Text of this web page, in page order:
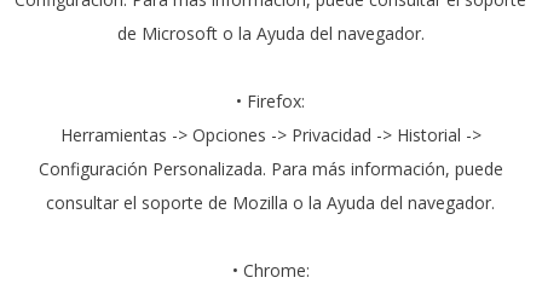
de Microsoft o la Ayuda del navegador.
• Firefox:
Herramientas -> Opciones -> Privacidad -> Historial ->
Configuración Personalizada. Para más información, puede
consultar el soporte de Mozilla o la Ayuda del navegador.
• Chrome: